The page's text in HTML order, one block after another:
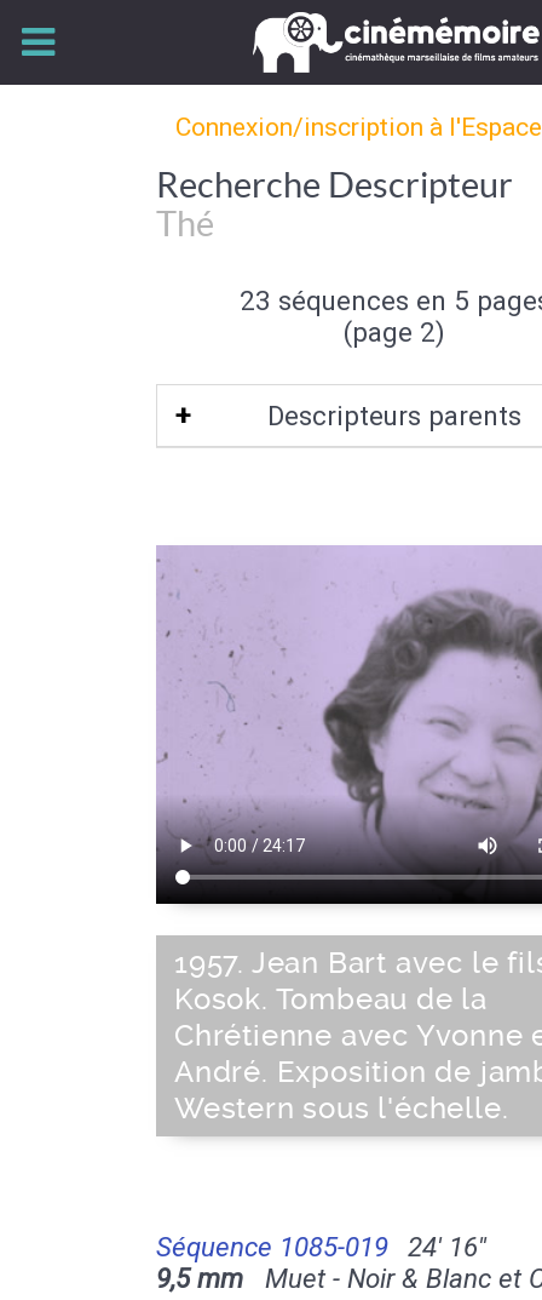
Connexion/inscription à
Recherche Descripteur
Thé
23 séquences en 5
(page 2)
Descripteurs parents
1957. Jean Bart avec le
Kosok. Tombeau de la
Chrétienne avec Yvonne
André. Exposition de
Western sous l'échelle.
Séquence 1085-019
24' 16''
9,5 mm Muet - Noir & Blanc et